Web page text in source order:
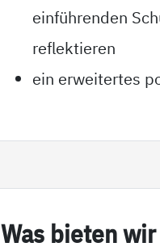
einführenden
reflektieren
ein erweitertes
Was bie­ten